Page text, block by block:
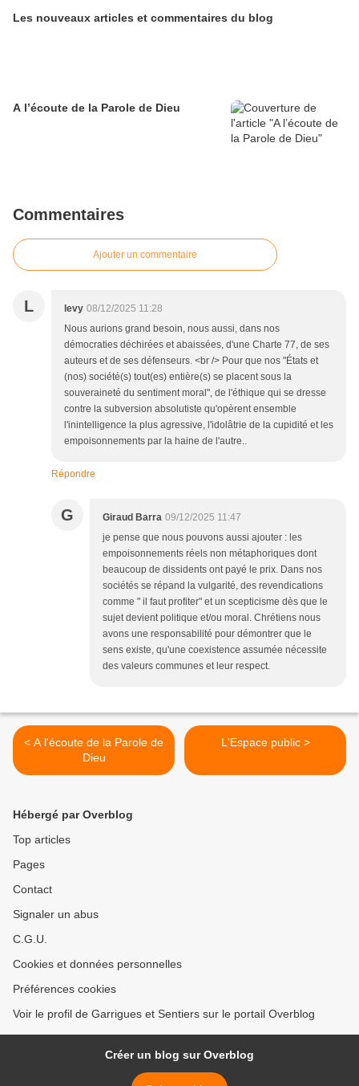
Les nouveaux articles et commentaires du blog
A l’écoute de la Parole de Dieu
Commentaires
Ajouter un commentaire
L levy 08/12/2025 11:28
Nous aurions grand besoin, nous aussi, dans nos
démocraties déchirées et abaissées, d'une Charte 77, de ses
auteurs et de ses défenseurs. <br /> Pour que nos "États et
(nos) société(s) tout(es) entière(s) se placent sous la
souveraineté du sentiment moral", de l'éthique qui se dresse
contre la subversion absolutiste qu'opèrent ensemble
l'inintelligence la plus agressive, l'idolâtrie de la cupidité et les
empoisonnements par la haine de l'autre..
Répondre
G Giraud Barra 09/12/2025 11:47
je pense que nous pouvons aussi ajouter : les
empoisonnements réels non métaphoriques dont
beaucoup de dissidents ont payé le prix. Dans nos
sociétés se répand la vulgarité, des revendications
comme " il faut profiter" et un scepticisme dès que le
sujet devient politique et/ou moral. Chrétiens nous
avons une responsabilité pour démontrer que le
sens existe, qu'une coexistence assumée nécessite
des valeurs communes et leur respect.
< A l'écoute de la Parole de
Dieu
L'Espace public >
Hébergé par Overblog
Top articles
Pages
Contact
Signaler un abus
C.G.U.
Cookies et données personnelles
Préférences cookies
Voir le profil de Garrigues et Sentiers sur le portail Overblog
Créer un blog sur Overblog